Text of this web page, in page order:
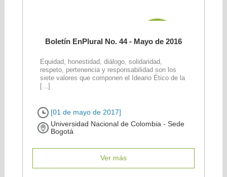
Boletín EnPlural No. 44 - Mayo de 2016
Equidad, honestidad, diálogo, solidaridad,
respeto, pertenencia y responsabilidad son los
siete valores que componen el Ideario Ético de la
[...]
[01 de mayo de 2017]
Universidad Nacional de Colombia - Sede
Bogotá
Ver más